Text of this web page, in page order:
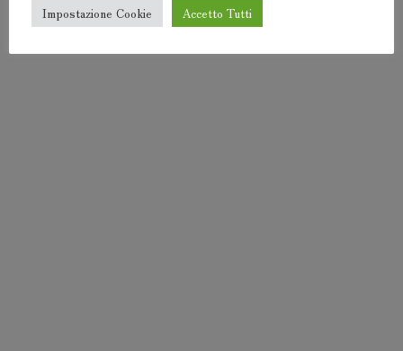
Impostazione Cookie Accetto Tutti